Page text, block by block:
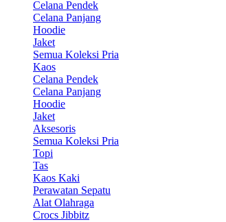
Celana Pendek
Celana Panjang
Hoodie
Jaket
Semua Koleksi Pria
Kaos
Celana Pendek
Celana Panjang
Hoodie
Jaket
Aksesoris
Semua Koleksi Pria
Topi
Tas
Kaos Kaki
Perawatan Sepatu
Alat Olahraga
Crocs Jibbitz